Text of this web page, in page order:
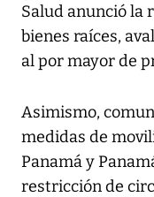
Salud anunció la
bienes raíces,
al por mayor de
Asimismo,
medidas de
Panamá y
restricción de